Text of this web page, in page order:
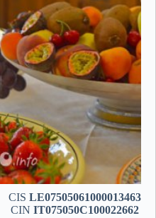
CIS LE07505061000013463
CIN IT075050C100022662